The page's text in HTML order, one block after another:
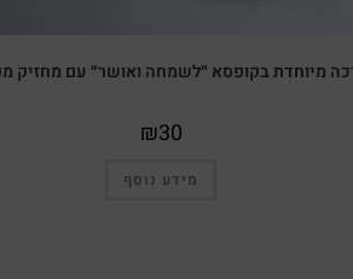
מיוחדת בקופסא ״לשמחה ואושר״ עם מחזיק
₪30
מידע נוסף